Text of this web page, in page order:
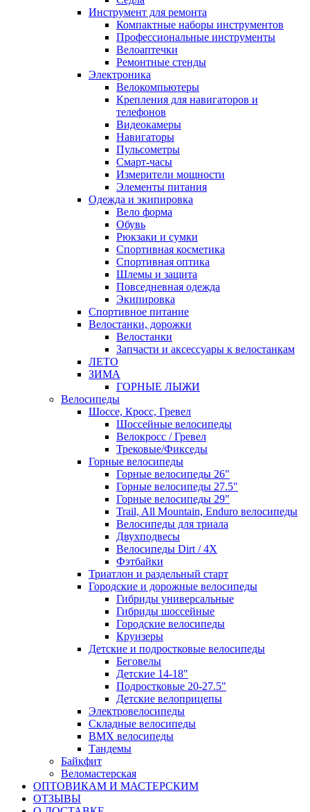
Инструмент для ремонта
Компактные наборы инструментов
Профессиональные инструменты
Велоаптечки
Ремонтные стенды
Электроника
Велокомпьютеры
Крепления для навигаторов и
телефонов
Видеокамеры
Навигаторы
Пульсометры
Смарт-часы
Измерители мощности
Элементы питания
Одежда и экипировка
Вело форма
Обувь
Рюкзаки и сумки
Спортивная косметика
Спортивная оптика
Шлемы и защита
Повседневная одежда
Экипировка
Спортивное питание
Велостанки, дорожки
Велостанки
Запчасти и аксессуары к велостанкам
ЛЕТО
ЗИМА
ГОРНЫЕ ЛЫЖИ
Велосипеды
Шоссе, Кросс, Гревел
Шоссейные велосипеды
Велокросс / Гревел
Трековые/Фикседы
Горные велосипеды
Горные велосипеды 26"
Горные велосипеды 27.5"
Горные велосипеды 29"
Trail, All Mountain, Enduro велосипеды
Велосипеды для триала
Двухподвесы
Велосипеды Dirt / 4X
Фэтбайки
Триатлон и раздельный старт
Городские и дорожные велосипеды
Гибриды универсальные
Гибриды шоссейные
Городские велосипеды
Круизеры
Детские и подростковые велосипеды
Беговелы
Детские 14-18"
Подростковые 20-27.5"
Детские велоприцепы
Электровелосипеды
Складные велосипеды
BMX велосипеды
Тандемы
Байкфит
Веломастерская
ОПТОВИКАМ И МАСТЕРСКИМ
ОТЗЫВЫ